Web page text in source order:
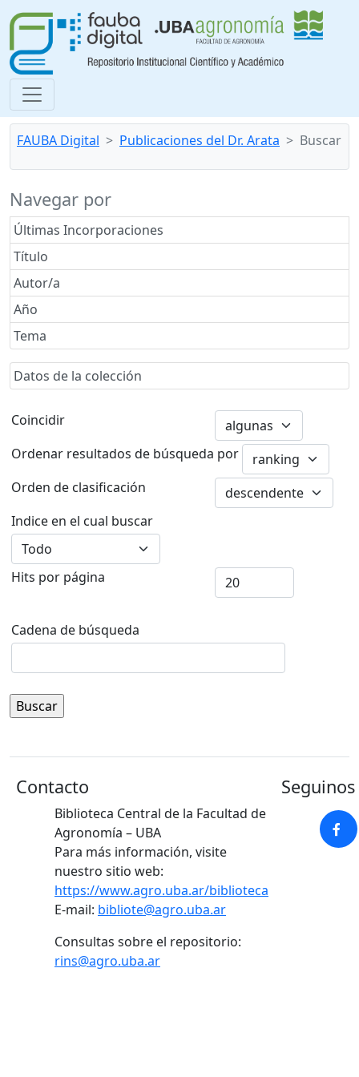
FAUBA Digital Publicaciones del Dr. Arata Buscar
Navegar por
Últimas Incorporaciones
Título
Autor/a
Año
Tema
Datos de la colección
Coincidir
Ordenar resultados de búsqueda por
Orden de clasificación
Indice en el cual buscar
Hits por página
Cadena de búsqueda
Contacto
Biblioteca Central de la Facultad de
Agronomía – UBA
Para más información, visite
nuestro sitio web:
https://www.agro.uba.ar/biblioteca
E-mail: bibliote@agro.uba.ar
Consultas sobre el repositorio:
rins@agro.uba.ar